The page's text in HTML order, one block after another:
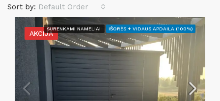
Sort by: Default Order
AKCIJA
SURENKAMI NAMELIAI IŠORĖS + VIDAUS APDAILA (100%)